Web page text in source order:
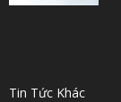
Tin Tức Khác